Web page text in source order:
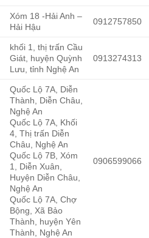
Xóm 18 -Hải Anh –
Hải Hậu
0912757850
khối 1, thị trấn Cầu
Giát, huyện Quỳnh
Lưu, tỉnh Nghệ An
0913274313
Quốc Lộ 7A, Diễn
Thành, Diễn Châu,
Nghệ An
Quốc Lộ 7A, Khối
4, Thị trấn Diễn
Châu, Nghệ An
Quốc Lộ 7B, Xóm
1, Diễn Xuân,
Huyện Diễn Châu,
Nghệ An
Quốc Lộ 7A, Chợ
Bộng, Xã Bảo
Thành, huyện Yên
Thành, Nghệ An
0906599066